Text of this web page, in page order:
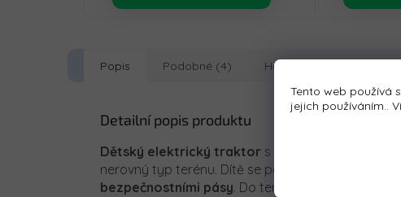
Tento web používá
jejich používáním..
Popis Podobné (4) Hodnocení
Detailní popis produktu
Dětský elektrický traktor s přívěsem přijíždí na
nerovný typ terénu. Dítě se posadí do pohodlně
bezpečnostními pásy. Do terénu můžete vyrazit